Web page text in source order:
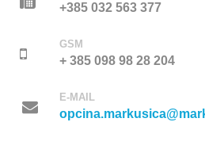
+385 032 563 377
GSM
+ 385 098 98 28 204
E-MAIL